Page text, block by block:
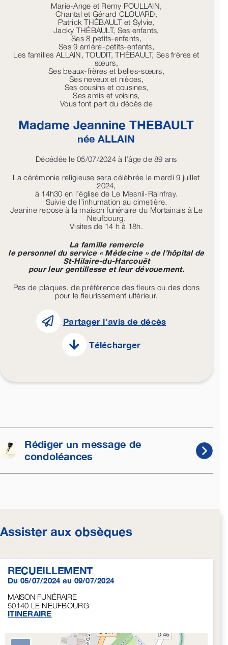
Marie-Ange et Remy POULLAIN,
Chantal et Gérard CLOUARD,
Patrick THÉBAULT et Sylvie,
Jacky THÉBAULT, Ses enfants,
Ses 8 petits-enfants,
Ses 9 arrière-petits-enfants,
Les familles ALLAIN, TOUDIT, THÉBAULT, Ses frères et
sœurs,
Ses beaux-frères et belles-sœurs,
Ses neveux et nièces,
Ses cousins et cousines,
Ses amis et voisins,
Vous font part du décès de
Madame JeannineTHEBAULT
néeALLAIN
Décédée le 05/07/2024 à l'âge de 89 ans
La cérémonie religieuse sera célébrée le mardi 9 juillet
2024,
à 14h30 en l’église de Le Mesnil-Rainfray.
Suivie de l’inhumation au cimetière.
Jeanine repose à la maison funéraire du Mortainais à Le
Neufbourg.
Visites de 14 h à 18h.
La famille remercie
le personnel du service « Médecine » de l’hôpital de
St-Hilaire-du-Harcouët
pour leur gentillesse et leur dévouement.
Pas de plaques, de préférence des fleurs ou des dons
pour le fleurissement ultérieur.
Partager l'avis de décès
Télécharger
Rédiger un message de
condoléances
Assister aux obsèques
RECUEILLEMENT
Du 05/07/2024 au 09/07/2024
MAISON FUNÉRAIRE
50140 LE NEUFBOURG
ITINERAIRE